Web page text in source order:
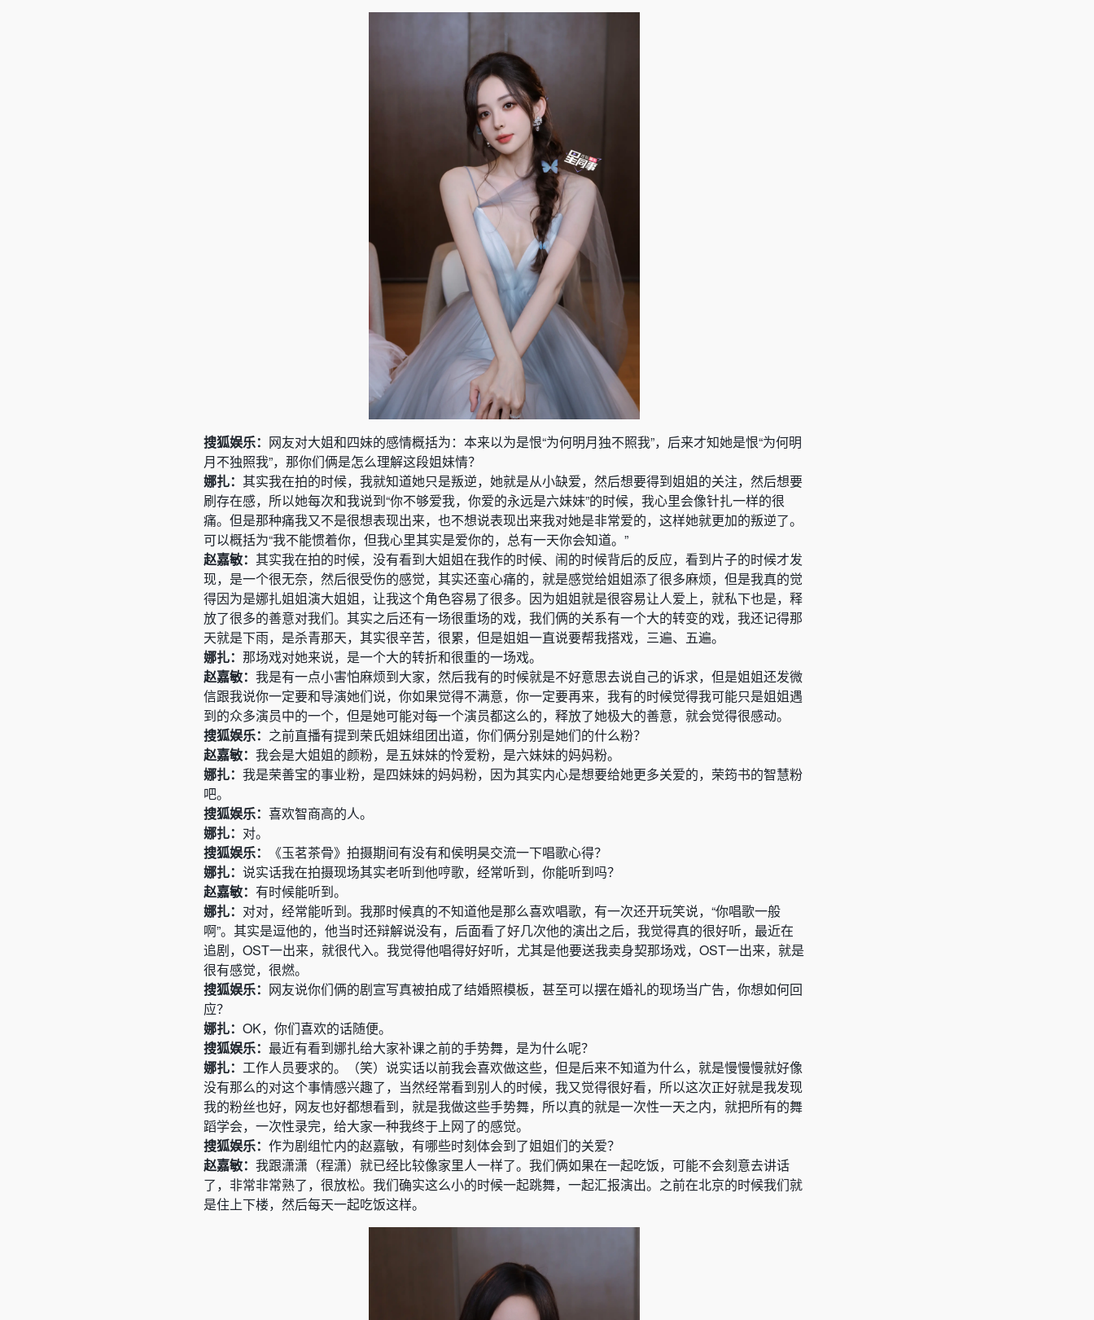
搜狐娱乐： 网友对大姐和四妹的感情概括为：本来以为是恨“为何明月独不照我”，后来才知她是恨“为何明
月不独照我”，那你们俩是怎么理解这段姐妹情？
娜扎： 其实我在拍的时候，我就知道她只是叛逆，她就是从小缺爱，然后想要得到姐姐的关注，然后想要
刷存在感，所以她每次和我说到“你不够爱我，你爱的永远是六妹妹”的时候，我心里会像针扎一样的很
痛。但是那种痛我又不是很想表现出来，也不想说表现出来我对她是非常爱的，这样她就更加的叛逆了。
可以概括为“我不能惯着你，但我心里其实是爱你的，总有一天你会知道。”
赵嘉敏： 其实我在拍的时候，没有看到大姐姐在我作的时候、闹的时候背后的反应，看到片子的时候才发
现，是一个很无奈，然后很受伤的感觉，其实还蛮心痛的，就是感觉给姐姐添了很多麻烦，但是我真的觉
得因为是娜扎姐姐演大姐姐，让我这个角色容易了很多。因为姐姐就是很容易让人爱上，就私下也是，释
放了很多的善意对我们。其实之后还有一场很重场的戏，我们俩的关系有一个大的转变的戏，我还记得那
天就是下雨，是杀青那天，其实很辛苦，很累，但是姐姐一直说要帮我搭戏，三遍、五遍。
娜扎： 那场戏对她来说，是一个大的转折和很重的一场戏。
赵嘉敏： 我是有一点小害怕麻烦到大家，然后我有的时候就是不好意思去说自己的诉求，但是姐姐还发微
信跟我说你一定要和导演她们说，你如果觉得不满意，你一定要再来，我有的时候觉得我可能只是姐姐遇
到的众多演员中的一个，但是她可能对每一个演员都这么的，释放了她极大的善意，就会觉得很感动。
搜狐娱乐： 之前直播有提到荣氏姐妹组团出道，你们俩分别是她们的什么粉？
赵嘉敏： 我会是大姐姐的颜粉，是五妹妹的怜爱粉，是六妹妹的妈妈粉。
娜扎： 我是荣善宝的事业粉，是四妹妹的妈妈粉，因为其实内心是想要给她更多关爱的，荣筠书的智慧粉
吧。
搜狐娱乐： 喜欢智商高的人。
娜扎： 对。
搜狐娱乐：
《玉茗茶骨》拍摄期间有没有和侯明昊交流一下唱歌心得？
娜扎： 说实话我在拍摄现场其实老听到他哼歌，经常听到，你能听到吗？
赵嘉敏： 有时候能听到。
娜扎： 对对，经常能听到。我那时候真的不知道他是那么喜欢唱歌，有一次还开玩笑说，“你唱歌一般
啊”。其实是逗他的，他当时还辩解说没有，后面看了好几次他的演出之后，我觉得真的很好听，最近在
追剧，OST一出来，就很代入。我觉得他唱得好好听，尤其是他要送我卖身契那场戏，OST一出来，就是
很有感觉，很燃。
搜狐娱乐： 网友说你们俩的剧宣写真被拍成了结婚照模板，甚至可以摆在婚礼的现场当广告，你想如何回
应？
娜扎： OK，你们喜欢的话随便。
搜狐娱乐： 最近有看到娜扎给大家补课之前的手势舞，是为什么呢？
娜扎： 工作人员要求的。（笑）说实话以前我会喜欢做这些，但是后来不知道为什么，就是慢慢慢就好像
没有那么的对这个事情感兴趣了，当然经常看到别人的时候，我又觉得很好看，所以这次正好就是我发现
我的粉丝也好，网友也好都想看到，就是我做这些手势舞，所以真的就是一次性一天之内，就把所有的舞
蹈学会，一次性录完，给大家一种我终于上网了的感觉。
搜狐娱乐： 作为剧组忙内的赵嘉敏，有哪些时刻体会到了姐姐们的关爱？
赵嘉敏： 我跟潇潇（程潇）就已经比较像家里人一样了。我们俩如果在一起吃饭，可能不会刻意去讲话
了，非常非常熟了，很放松。我们确实这么小的时候一起跳舞，一起汇报演出。之前在北京的时候我们就
是住上下楼，然后每天一起吃饭这样。